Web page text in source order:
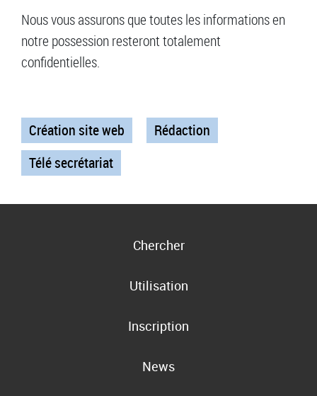
Nous vous assurons que toutes les informations en
notre possession resteront totalement
confidentielles.
Création site web
Rédaction
Télé secrétariat
Chercher
Utilisation
Inscription
News